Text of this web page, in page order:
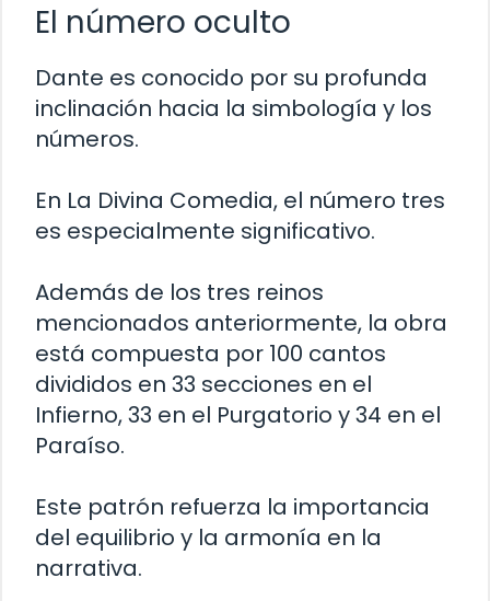
El número oculto
Dante es conocido por su profunda
inclinación hacia la simbología y los
números.
En La Divina Comedia, el número tres
es especialmente significativo.
Además de los tres reinos
mencionados anteriormente, la obra
está compuesta por 100 cantos
divididos en 33 secciones en el
Infierno, 33 en el Purgatorio y 34 en el
Paraíso.
Este patrón refuerza la importancia
del equilibrio y la armonía en la
narrativa.